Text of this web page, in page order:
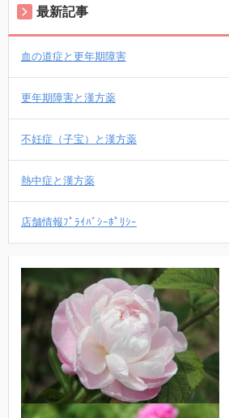
最新記事
血の道症と更年期障害
更年期障害と漢方薬
不妊症（子宝）と漢方薬
熱中症と漢方薬
店舗情報ﾌﾟﾗｲﾊﾞｼｰﾎﾟﾘｼｰ